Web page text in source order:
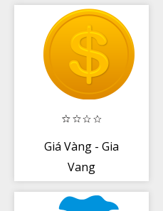
Giá Vàng - Gia
Vang